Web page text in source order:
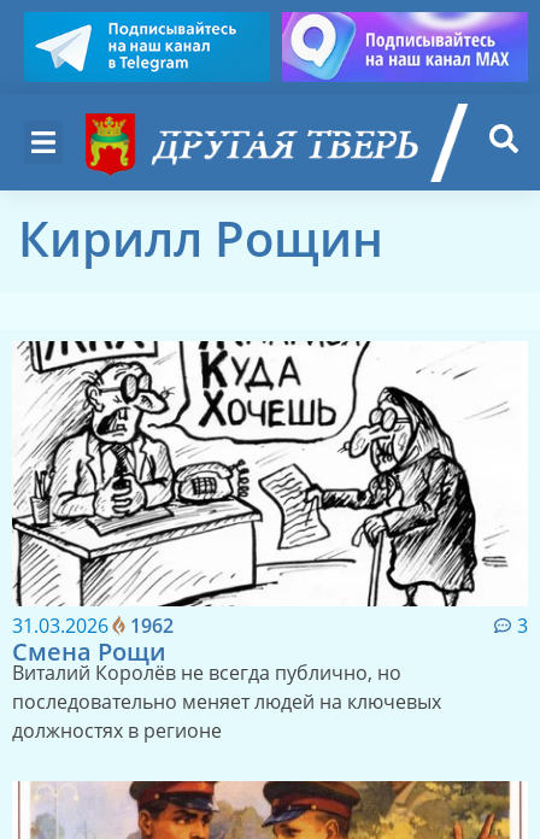
Кирилл Рощин
31.03.2026 1962 3
Смена Рощи
Виталий Королёв не всегда публично, но
последовательно меняет людей на ключевых
должностях в регионе